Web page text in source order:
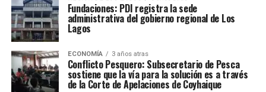
Fundaciones: PDI registra la sede
administrativa del gobierno regional de Los
Lagos
ECONOMÍA 3 años atras
Conflicto Pesquero: Subsecretario de Pesca
sostiene que la vía para la solución es a través
de la Corte de Apelaciones de Coyhaique